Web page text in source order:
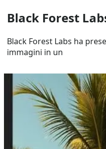
Black Forest
Black Forest Labs ha
immagini in un